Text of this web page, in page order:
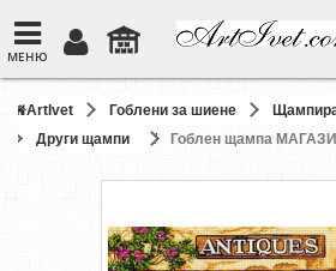
МЕНЮ
ArtIvet Гоблени за шиене
Други щампи
Гоблен щампа